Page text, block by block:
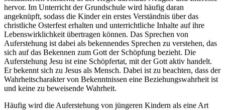
hervor. Im Unterricht der Grundschule wird häufig daran
angeknüpft, sodass die Kinder ein erstes Verständnis über das
christliche Osterfest erhalten und unterrichtliche Inhalte auf ihre
Lebenswirklichkeit übertragen können. Das Sprechen von
Auferstehung ist dabei als bekennendes Sprechen zu verstehen, das
sich auf das Bekennen zum Gott der Schöpfung bezieht. Die
Auferstehung Jesu ist eine Schöpfertat, mit der Gott aktiv handelt.
Er bekennt sich zu Jesus als Mensch. Dabei ist zu beachten, dass der
Wahrheitscharakter von Bekenntnissen eine Beziehungswahrheit ist
und keine zu beweisende Wahrheit.
Häufig wird die Auferstehung von jüngeren Kindern als eine Art